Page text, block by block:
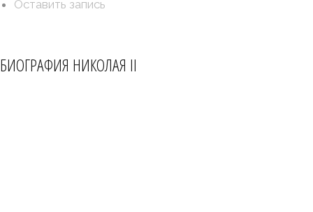
Оставить запись
БИОГРАФИЯ НИКОЛАЯ II